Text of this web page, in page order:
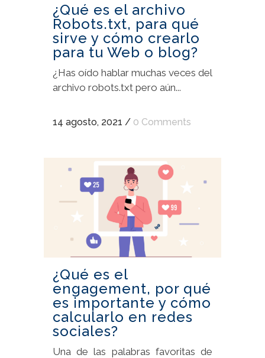
¿Qué es el archivo
Robots.txt, para qué
sirve y cómo crearlo
para tu Web o blog?
¿Has oído hablar muchas veces del
archivo robots.txt pero aún...
14 agosto, 2021 / 0 Comments
¿Qué es el
engagement, por qué
es importante y cómo
calcularlo en redes
sociales?
Una de las palabras favoritas de